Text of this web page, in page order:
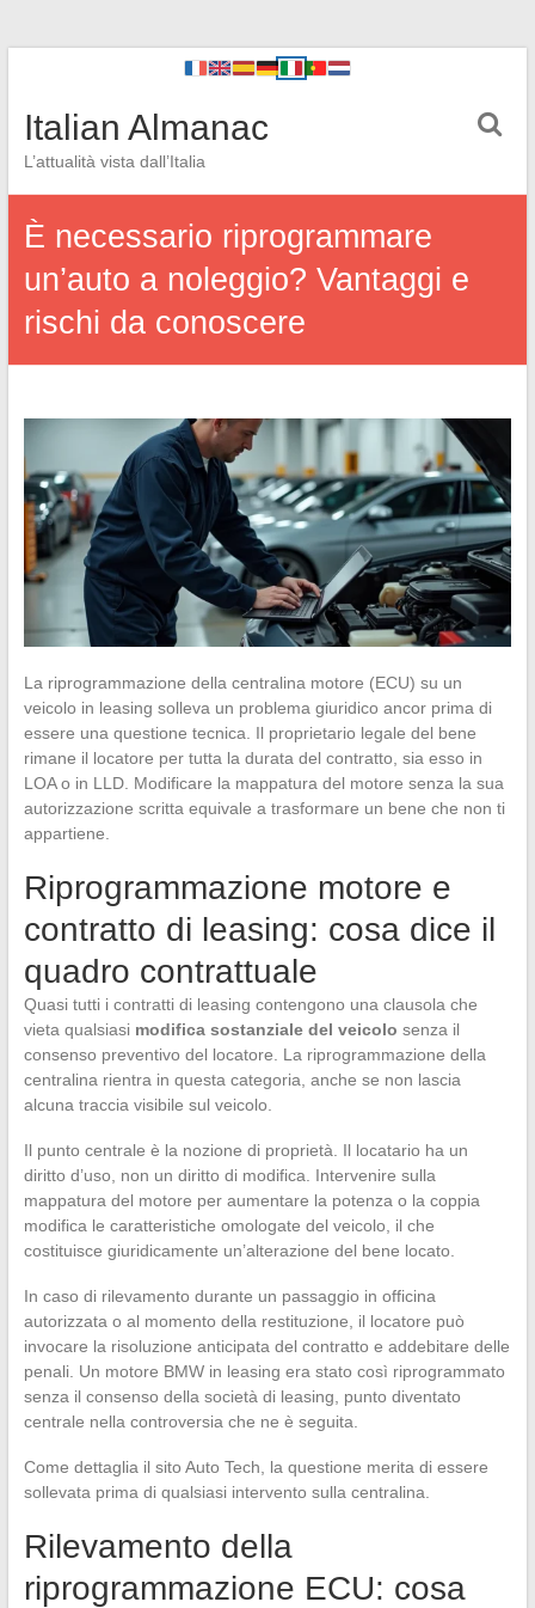
Italian Almanac
L’attualità vista dall’Italia
È necessario riprogrammare
un’auto a noleggio? Vantaggi e
rischi da conoscere
La riprogrammazione della centralina motore (ECU) su un
veicolo in leasing solleva un problema giuridico ancor prima di
essere una questione tecnica. Il proprietario legale del bene
rimane il locatore per tutta la durata del contratto, sia esso in
LOA o in LLD. Modificare la mappatura del motore senza la sua
autorizzazione scritta equivale a trasformare un bene che non ti
appartiene.
Riprogrammazione motore e
contratto di leasing: cosa dice il
quadro contrattuale
Quasi tutti i contratti di leasing contengono una clausola che
vieta qualsiasi modifica sostanziale del veicolo senza il
consenso preventivo del locatore. La riprogrammazione della
centralina rientra in questa categoria, anche se non lascia
alcuna traccia visibile sul veicolo.
Il punto centrale è la nozione di proprietà. Il locatario ha un
diritto d’uso, non un diritto di modifica. Intervenire sulla
mappatura del motore per aumentare la potenza o la coppia
modifica le caratteristiche omologate del veicolo, il che
costituisce giuridicamente un’alterazione del bene locato.
In caso di rilevamento durante un passaggio in officina
autorizzata o al momento della restituzione, il locatore può
invocare la risoluzione anticipata del contratto e addebitare delle
penali. Un motore BMW in leasing era stato così riprogrammato
senza il consenso della società di leasing, punto diventato
centrale nella controversia che ne è seguita.
Come dettaglia il sito Auto Tech, la questione merita di essere
sollevata prima di qualsiasi intervento sulla centralina.
Rilevamento della
riprogrammazione ECU: cosa